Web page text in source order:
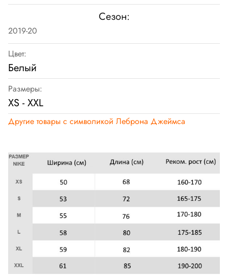
Сезон:
2019-20
Цвет:
Белый
Размеры:
XS - XXL
Другие товары с символикой Леброна Джеймса